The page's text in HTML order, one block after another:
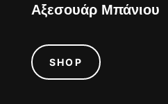
Αξεσουάρ Μπάνιου
SHOP